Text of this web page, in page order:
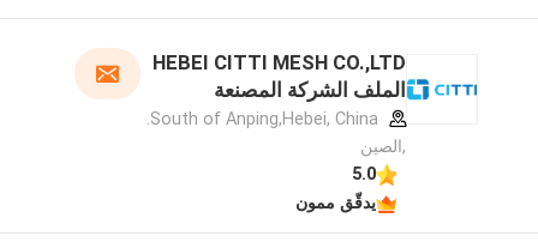
HEBEI CITTI MESH CO.,LTD
الملف الشركة المصنعة
,الصين
5.0
يدقّق ممون